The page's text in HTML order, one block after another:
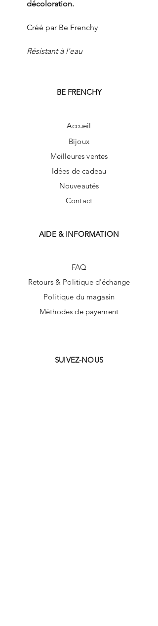
décoloration.
Créé par Be Frenchy
Résistant à l'eau
BE FRENCHY
Accueil
Bijoux
Meilleures ventes
Idées de cadeau
Nouveautés
Contact
AIDE & INFORMATION
FAQ
Retours & Politique d'échange
Politique du magasin
Méthodes de payement
SUIVEZ-NOUS